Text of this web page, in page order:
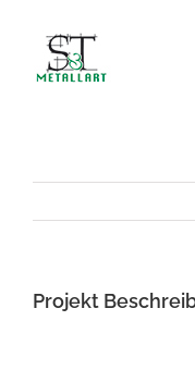
springen
Projekt